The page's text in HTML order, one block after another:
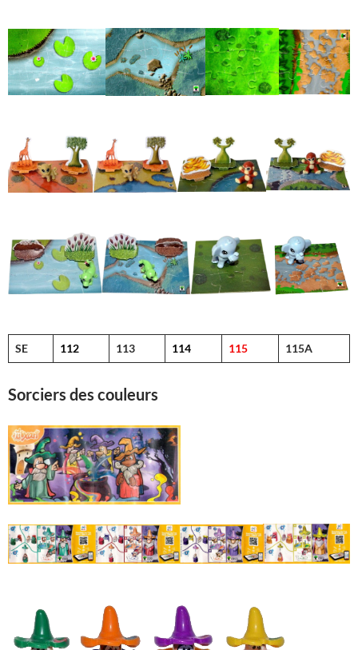
SE 112 113 114 115 115A
Sorciers des couleurs